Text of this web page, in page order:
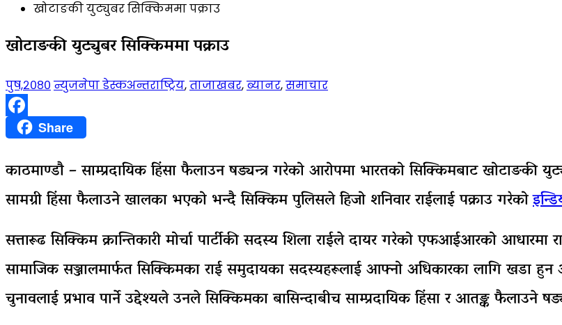
खोटाङकी युट्युबर सिक्किममा पक्राउ
खोटाङकी युट्युबर सिक्किममा पक्राउ
पुष,२०८० न्युजनेपा डेस्कअन्तराष्ट्रिय,ताजाखबर,ब्यानर,समाचार
FacebookShare
काठमाण्डाै – साम्प्रदायिक हिंसा फैलाउन षड्यन्त्र गरेको आरोपमा भारतको सिक्किमबाट खोटाङकी
सामग्री हिंसा फैलाउने खालका भएको भन्दै सिक्किम पुलिसले हिजो शनिवार राईलाई पक्राउ गरेको
सत्तारूढ सिक्किम क्रान्तिकारी मोर्चा पार्टीकी सदस्य शिला राईले दायर गरेको एफआईआरको
सामाजिक सञ्जालमार्फत सिक्किमका राई समुदायका सदस्यहरूलाई आफ्नो अधिकारका लागि खडा
चुनावलाई प्रभाव पार्ने उद्देश्यले उनले सिक्किमका बासिन्दाबीच साम्प्रदायिक हिंसा र आतङ्क